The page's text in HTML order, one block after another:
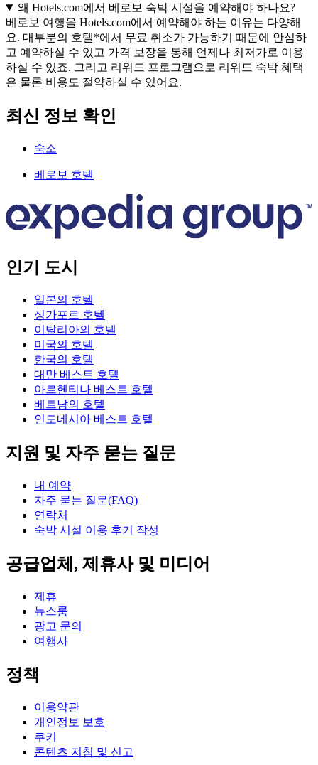
왜 Hotels.com에서 베로보 숙박 시설을 예약해야 하나요?
베로보 여행을 Hotels.com에서 예약해야 하는 이유는 다양해
요. 대부분의 호텔*에서 무료 취소가 가능하기 때문에 안심하
고 예약하실 수 있고 가격 보장을 통해 언제나 최저가로 이용
하실 수 있죠. 그리고 리워드 프로그램으로 리워드 숙박 혜택
은 물론 비용도 절약하실 수 있어요.
최신 정보 확인
숙소
베로보 호텔
인기 도시
일본의 호텔
싱가포르 호텔
이탈리아의 호텔
미국의 호텔
한국의 호텔
대만 베스트 호텔
아르헨티나 베스트 호텔
베트남의 호텔
인도네시아 베스트 호텔
지원 및 자주 묻는 질문
내 예약
자주 묻는 질문(FAQ)
연락처
숙박 시설 이용 후기 작성
공급업체, 제휴사 및 미디어
제휴
뉴스룸
광고 문의
여행사
정책
이용약관
개인정보 보호
쿠키
콘텐츠 지침 및 신고